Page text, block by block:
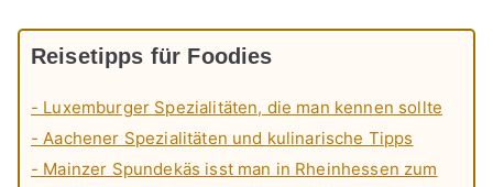
Reisetipps für Foodies
- Luxemburger Spezialitäten, die man kennen sollte
- Aachener Spezialitäten und kulinarische Tipps
- Mainzer Spundekäs isst man in Rheinhessen zum